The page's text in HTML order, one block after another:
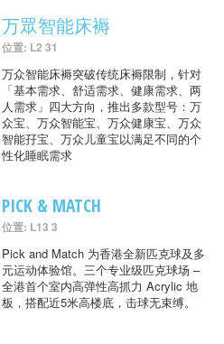
万眾智能床褥
位置: L2 31
万众智能床褥突破传统床褥限制，针对
「基本需求、舒适需求、健康需求、两
人需求」四大方向，推出多款型号：万
众宝、万众智能宝、万众健康宝、万众
智能孖宝、万众儿童宝以满足不同的个
性化睡眠需求
PICK & MATCH
位置: L13 3
Pick and Match 为香港全新匹克球及多
元运动体验馆。三个专业级匹克球场 –
全港首个室内高弹性高抓力 Acrylic 地
板，搭配近5米高楼底，击球无束缚。